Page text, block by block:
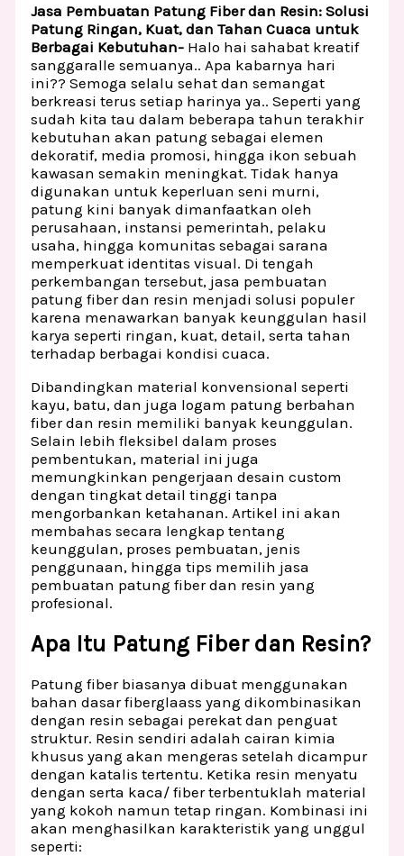
Jasa Pembuatan Patung Fiber dan Resin: Solusi
Patung Ringan, Kuat, dan Tahan Cuaca untuk
Berbagai Kebutuhan- Halo hai sahabat kreatif
sanggaralle semuanya.. Apa kabarnya hari
ini?? Semoga selalu sehat dan semangat
berkreasi terus setiap harinya ya.. Seperti yang
sudah kita tau dalam beberapa tahun terakhir
kebutuhan akan patung sebagai elemen
dekoratif, media promosi, hingga ikon sebuah
kawasan semakin meningkat. Tidak hanya
digunakan untuk keperluan seni murni,
patung kini banyak dimanfaatkan oleh
perusahaan, instansi pemerintah, pelaku
usaha, hingga komunitas sebagai sarana
memperkuat identitas visual. Di tengah
perkembangan tersebut, jasa pembuatan
patung fiber dan resin menjadi solusi populer
karena menawarkan banyak keunggulan hasil
karya seperti ringan, kuat, detail, serta tahan
terhadap berbagai kondisi cuaca.
Dibandingkan material konvensional seperti
kayu, batu, dan juga logam patung berbahan
fiber dan resin memiliki banyak keunggulan.
Selain lebih fleksibel dalam proses
pembentukan, material ini juga
memungkinkan pengerjaan desain custom
dengan tingkat detail tinggi tanpa
mengorbankan ketahanan. Artikel ini akan
membahas secara lengkap tentang
keunggulan, proses pembuatan, jenis
penggunaan, hingga tips memilih jasa
pembuatan patung fiber dan resin yang
profesional.
Apa Itu Patung Fiber dan Resin?
Patung fiber biasanya dibuat menggunakan
bahan dasar fiberglaass yang dikombinasikan
dengan resin sebagai perekat dan penguat
struktur. Resin sendiri adalah cairan kimia
khusus yang akan mengeras setelah dicampur
dengan katalis tertentu. Ketika resin menyatu
dengan serta kaca/ fiber terbentuklah material
yang kokoh namun tetap ringan. Kombinasi ini
akan menghasilkan karakteristik yang unggul
seperti: